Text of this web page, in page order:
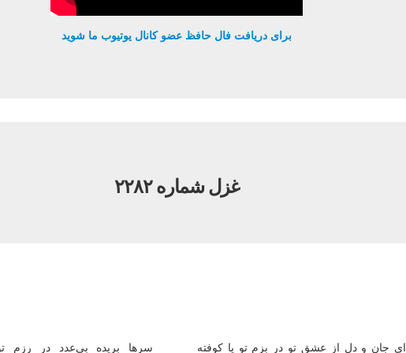
برای دریافت فال حافظ عضو کانال یوتیوب ما شوید
غزل شماره ۲۲۸۲
ای جان و دل از عشق تو در بزم تو پا كوفته سرها بریده بی‌عدد در رزم